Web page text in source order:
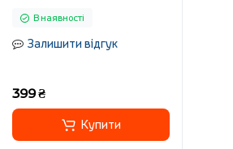
В наявності
Залишити відгук
399 ₴
Купити